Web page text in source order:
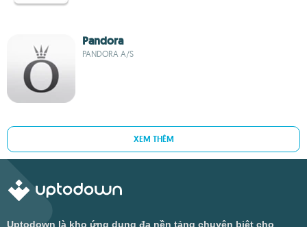
Pandora
PANDORA A/S
XEM THÊM
Uptodown là kho ứng dụng đa nền tảng chuyên biệt cho